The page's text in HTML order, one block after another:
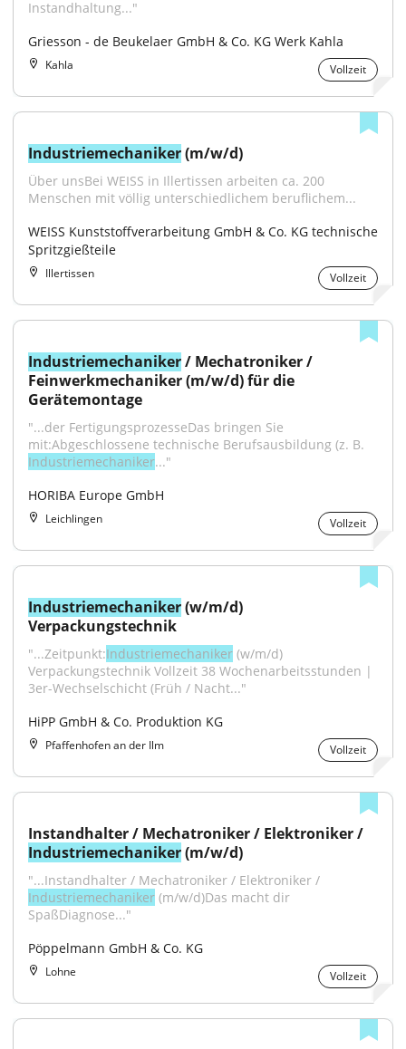
Instandhaltung..."
Griesson - de Beukelaer GmbH & Co. KG Werk Kahla
Kahla Vollzeit
Industriemechaniker (m/w/d)
Über unsBei WEISS in Illertissen arbeiten ca. 200
Menschen mit völlig unterschiedlichem beruflichem...
WEISS Kunststoffverarbeitung GmbH & Co. KG technische
Spritzgießteile
Illertissen Vollzeit
Industriemechaniker / Mechatroniker /
Feinwerkmechaniker (m/w/d) für die
Gerätemontage
"...der FertigungsprozesseDas bringen Sie
Industriemechaniker..."
HORIBA Europe GmbH
Leichlingen Vollzeit
Industriemechaniker (w/m/d)
Verpackungstechnik
"...Zeitpunkt:Industriemechaniker (w/m/d)
Verpackungstechnik Vollzeit 38 Wochenarbeitsstunden |
3er-Wechselschicht (Früh / Nacht..."
HiPP GmbH & Co. Produktion KG
Pfaffenhofen an der Ilm Vollzeit
Industriemechaniker (m/w/d)
Industriemechaniker (m/w/d)Das macht dir
SpaßDiagnose..."
Pöppelmann GmbH & Co. KG
Lohne Vollzeit